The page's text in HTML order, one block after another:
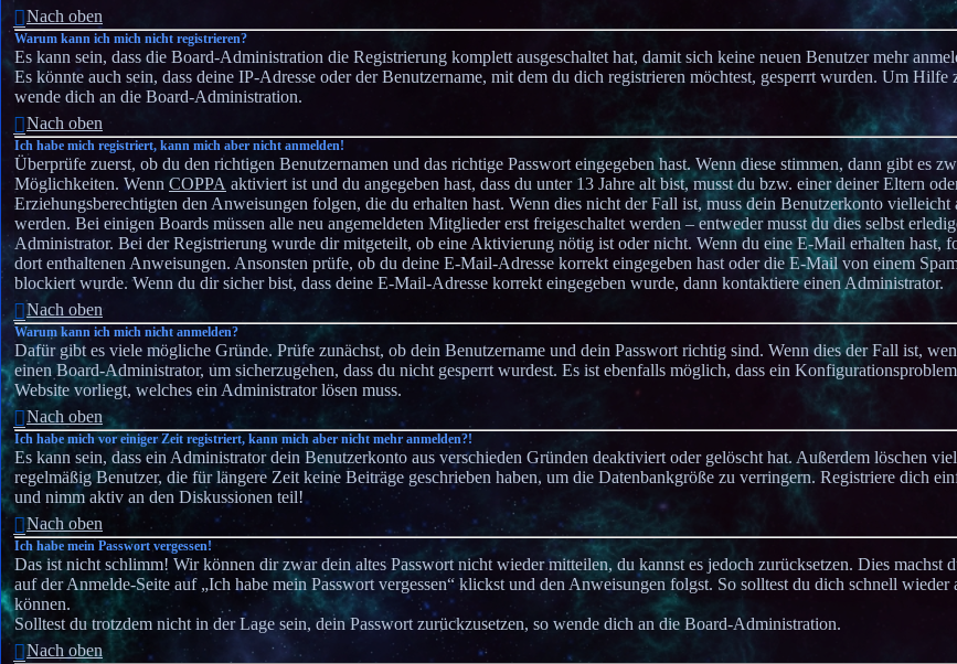
Nach oben
Warum kann ich mich nicht registrieren?
Es kann sein, dass die Board-Administration die Registrierung komplett ausgeschaltet hat, damit sich keine neuen Benutzer mehr
Es könnte auch sein, dass deine IP-Adresse oder der Benutzername, mit dem du dich registrieren möchtest, gesperrt wurden. Um Hilfe
wende dich an die Board-Administration.
Nach oben
Ich habe mich registriert, kann mich aber nicht anmelden!
Überprüfe zuerst, ob du den richtigen Benutzernamen und das richtige Passwort eingegeben hast. Wenn diese stimmen, dann gibt es
Möglichkeiten. Wenn COPPA aktiviert ist und du angegeben hast, dass du unter 13 Jahre alt bist, musst du bzw. einer deiner Eltern
Erziehungsberechtigten den Anweisungen folgen, die du erhalten hast. Wenn dies nicht der Fall ist, muss dein Benutzerkonto vielleicht
werden. Bei einigen Boards müssen alle neu angemeldeten Mitglieder erst freigeschaltet werden – entweder musst du dies selbst
Administrator. Bei der Registrierung wurde dir mitgeteilt, ob eine Aktivierung nötig ist oder nicht. Wenn du eine E-Mail erhalten hast,
dort enthaltenen Anweisungen. Ansonsten prüfe, ob du deine E-Mail-Adresse korrekt eingegeben hast oder die E-Mail von einem
blockiert wurde. Wenn du dir sicher bist, dass deine E-Mail-Adresse korrekt eingegeben wurde, dann kontaktiere einen Administrator.
Nach oben
Warum kann ich mich nicht anmelden?
Dafür gibt es viele mögliche Gründe. Prüfe zunächst, ob dein Benutzername und dein Passwort richtig sind. Wenn dies der Fall ist,
einen Board-Administrator, um sicherzugehen, dass du nicht gesperrt wurdest. Es ist ebenfalls möglich, dass ein
Website vorliegt, welches ein Administrator lösen muss.
Nach oben
Ich habe mich vor einiger Zeit registriert, kann mich aber nicht mehr anmelden?!
Es kann sein, dass ein Administrator dein Benutzerkonto aus verschieden Gründen deaktiviert oder gelöscht hat. Außerdem löschen
regelmäßig Benutzer, die für längere Zeit keine Beiträge geschrieben haben, um die Datenbankgröße zu verringern. Registriere dich
und nimm aktiv an den Diskussionen teil!
Nach oben
Ich habe mein Passwort vergessen!
Das ist nicht schlimm! Wir können dir zwar dein altes Passwort nicht wieder mitteilen, du kannst es jedoch zurücksetzen. Dies machst
auf der Anmelde-Seite auf „Ich habe mein Passwort vergessen“ klickst und den Anweisungen folgst. So solltest du dich schnell wieder
können.
Solltest du trotzdem nicht in der Lage sein, dein Passwort zurückzusetzen, so wende dich an die Board-Administration.
Nach oben